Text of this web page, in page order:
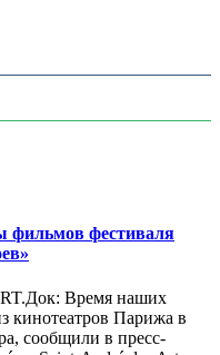
фильмов фестиваля
Время наших
кинотеатров Парижа в
сообщили в пресс-